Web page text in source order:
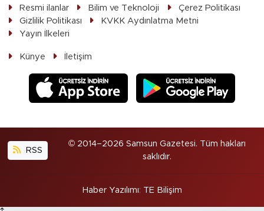
Resmi ilanlar
Bilim ve Teknoloji
Çerez Politikası
Gizlilik Politikası
KVKK Aydınlatma Metni
Yayın İlkeleri
Künye İletişim
RSS
© 2014–2026 Samsun Gazetesi. Tüm hakları
saklıdır.
Haber Yazılımı: TE Bilişim